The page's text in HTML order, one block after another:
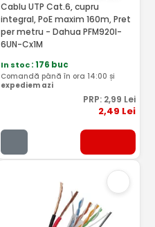
Cablu UTP Cat.6, cupru
integral, PoE maxim 160m, Pret
per metru - Dahua PFM920I-
6UN-Cx1M
In stoc: 176 buc
Comandă până în ora 14:00 și
expediem azi
PRP: 2,99 Lei
2,49 Lei